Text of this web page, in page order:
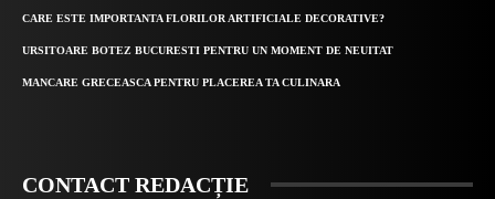
CARE ESTE IMPORTANTA FLORILOR ARTIFICIALE DECORATIVE?
URSITOARE BOTEZ BUCURESTI PENTRU UN MOMENT DE NEUITAT
MANCARE GRECEASCA PENTRU PLACEREA TA CULINARA
CONTACT REDACȚIE